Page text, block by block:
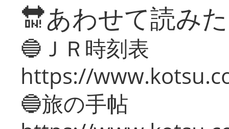
🔛あわせて読み
🔵ＪＲ時刻表
https://
🔵旅の手帖